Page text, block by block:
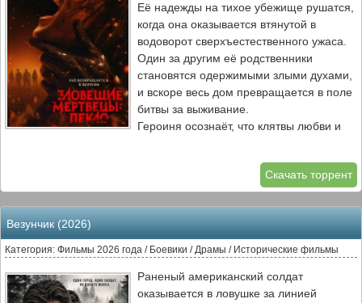
поглотило их окончательно.
Её надежды на тихое убежище рушатся,
когда она оказывается втянутой в
водоворот сверхъестественного ужаса.
Один за другим её родственники
становятся одержимыми злыми духами,
и вскоре весь дом превращается в поле
битвы за выживание.
Героиня осознаёт, что клятвы любви и
перестают действовать с его смертью.
Теперь ей предстоит не только бороться
с демоническими силами, угрожающими
её жизни, но и столкнуться с
вины. Сможет ли она защитить себя и
то, что осталось от её семьи, когда
древнее зло пробуждается в доме,
который должен был стать её
Скачать торрент
Везунчик (2026)
Категория: Фильмы 2026 года / Боевики / Драмы / Исторические фильмы
Раненый американский солдат
оказывается в ловушке за линией